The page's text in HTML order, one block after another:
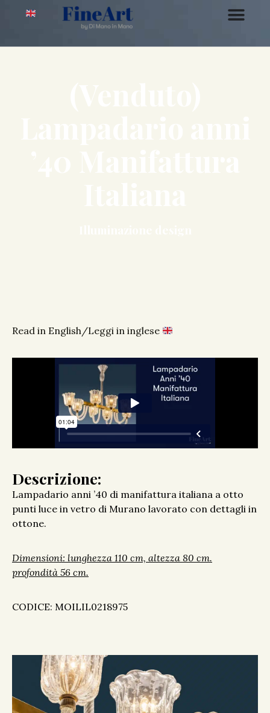
Read in English/Leggi in inglese
Descrizione:
Lampadario anni ’40 di manifattura italiana a otto
punti luce in vetro di Murano lavorato con dettagli in
ottone.
Dimensioni: lunghezza 110 cm, altezza 80 cm.
profondità 56 cm.
CODICE: MOILIL0218975